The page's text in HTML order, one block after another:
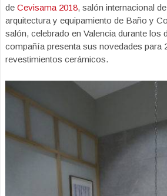
de Cevisama 2018, salón internacional
arquitectura y equipamiento de Baño y
salón, celebrado en Valencia durante los
compañía presenta sus novedades para
revestimientos cerámicos.